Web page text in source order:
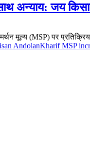
अन्याय: जय
मूल्य (MSP) पर
AndolanKharif MSP